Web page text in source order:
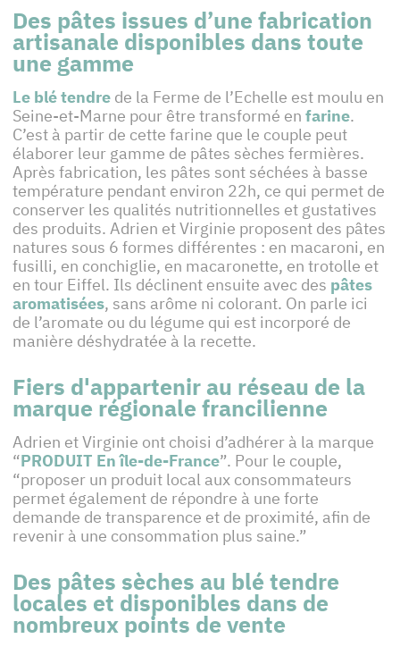
Des pâtes issues d’une fabrication
artisanale disponibles dans toute
une gamme
Le blé tendre de la Ferme de l’Echelle est moulu en
Seine-et-Marne pour être transformé en farine.
C’est à partir de cette farine que le couple peut
élaborer leur gamme de pâtes sèches fermières.
Après fabrication, les pâtes sont séchées à basse
température pendant environ 22h, ce qui permet de
conserver les qualités nutritionnelles et gustatives
des produits. Adrien et Virginie proposent des pâtes
natures sous 6 formes différentes : en macaroni, en
fusilli, en conchiglie, en macaronette, en trotolle et
en tour Eiffel. Ils déclinent ensuite avec des pâtes
aromatisées, sans arôme ni colorant. On parle ici
de l’aromate ou du légume qui est incorporé de
manière déshydratée à la recette.
Fiers d'appartenir au réseau de la
marque régionale francilienne
Adrien et Virginie ont choisi d’adhérer à la marque
“PRODUIT En île-de-France”. Pour le couple,
“proposer un produit local aux consommateurs
permet également de répondre à une forte
demande de transparence et de proximité, afin de
revenir à une consommation plus saine.”
Des pâtes sèches au blé tendre
locales et disponibles dans de
nombreux points de vente